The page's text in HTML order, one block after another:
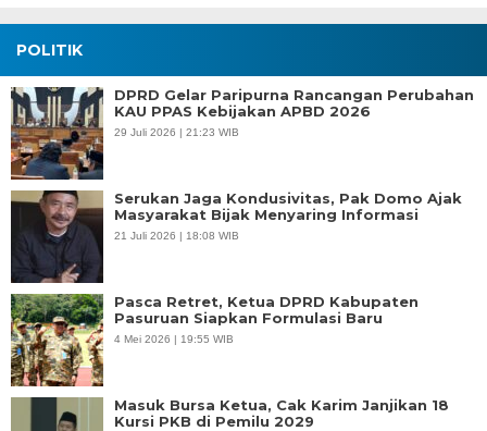
POLITIK
DPRD Gelar Paripurna Rancangan Perubahan
KAU PPAS Kebijakan APBD 2026
29 Juli 2026 | 21:23 WIB
Serukan Jaga Kondusivitas, Pak Domo Ajak
Masyarakat Bijak Menyaring Informasi
21 Juli 2026 | 18:08 WIB
Pasca Retret, Ketua DPRD Kabupaten
Pasuruan Siapkan Formulasi Baru
4 Mei 2026 | 19:55 WIB
Masuk Bursa Ketua, Cak Karim Janjikan 18
Kursi PKB di Pemilu 2029